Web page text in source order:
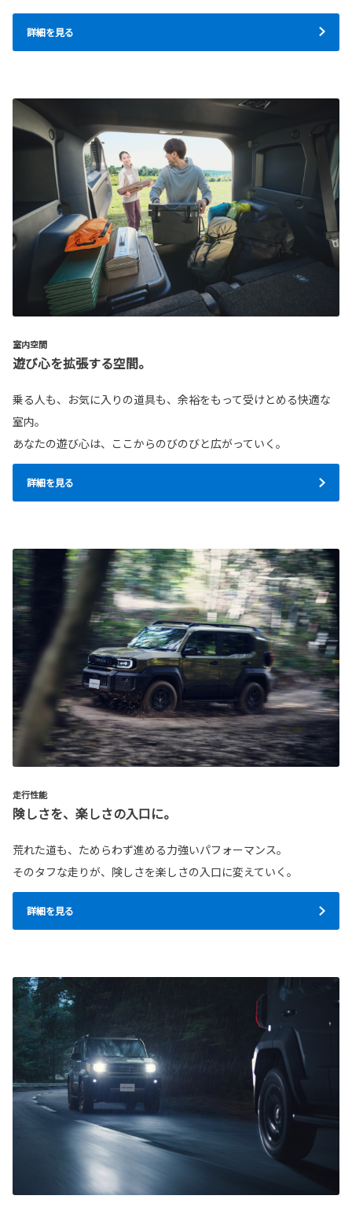
詳細を見る
室内空間
遊び心を拡張する空間。
乗る人も、お気に入りの道具も、余裕をもって受けとめる快適な
室内。
あなたの遊び心は、ここからのびのびと広がっていく。
詳細を見る
走行性能
険しさを、楽しさの入口に。
荒れた道も、ためらわず進める力強いパフォーマンス。
そのタフな走りが、険しさを楽しさの入口に変えていく。
詳細を見る